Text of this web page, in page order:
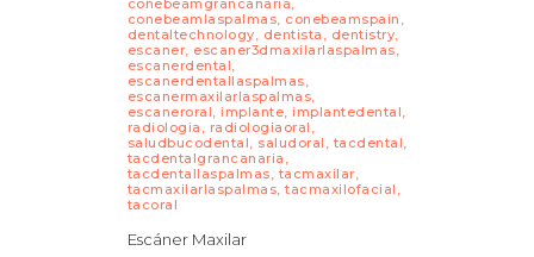
conebeamlaspalmas conebeamspain
dentaltechnology
dentista dentistry
escaner escaner3dmaxilarlaspalmas
escanerdental
escanerdentallaspalmas
escanermaxilarlaspalmas
escaneroral
implante implantedental
radiologia
radiologiaoral
saludbucodental
saludoral tacdental
tacdentalgrancanaria
tacdentallaspalmas tacmaxilar
tacmaxilarlaspalmas tacmaxilofacial
tacoral
Escáner Maxilar